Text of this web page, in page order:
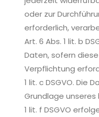
oder zur
erforderlich,
Art. 6 Abs. 1 lit. b
Daten, sofern
Verpflichtung
1 lit. c DSGVO. Die
Grundlage
1 lit. f DSGVO